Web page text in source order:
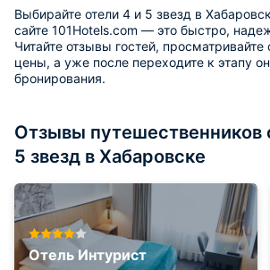
Выбирайте отели 4 и 5 звезд в
сайте 101Hotels.com — это быстро,
Читайте отзывы гостей, просматривайте
цены, а уже после переходите к этапу
бронирования.
Отзывы путешественников
5 звезд в Хабаровске
Отель Интурист